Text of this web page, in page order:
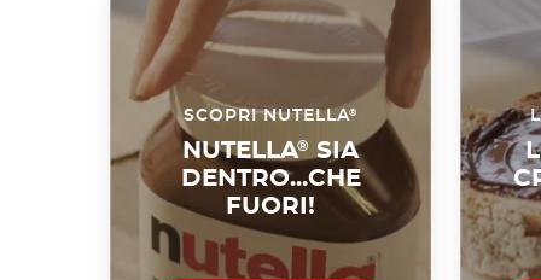
SCOPRI NUTELLA®
NUTELLA® SIA
DENTRO...CHE
FUORI!